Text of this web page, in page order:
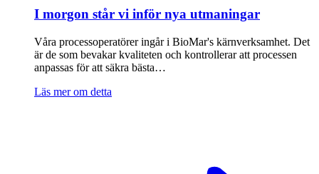
I morgon står vi inför nya utmaningar
Våra processoperatörer ingår i BioMar's kärnverksamhet. Det
är de som bevakar kvaliteten och kontrollerar att processen
anpassas för att säkra bästa…
Läs mer om detta